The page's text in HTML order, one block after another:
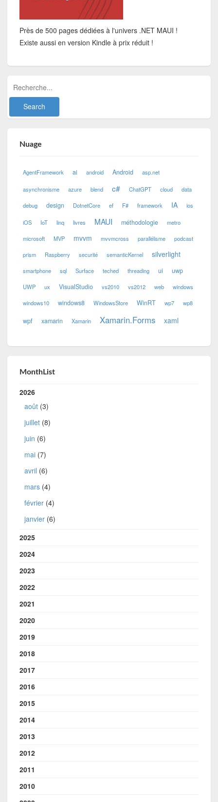
Près de 500 pages dédiées à l'univers .NET MAUI !
Existe aussi en version Kindle à prix réduit !
Nuage
AgentFramework ai android Android asp.net
asynchronisme azure blend c# ChatGPT cloud data
debug design DotnetCore ef F# framework IA ios
iOS IoT linq livres MAUI méthodologie metro
microsoft MVP mvvm mvvmcross parallélisme podcast
prism Raspberry securité semanticKernel silverlight
smartphone sql Surface teched threading ui uwp
UWP ux VisualStudio vs2010 vs2012 web windows
windows10 windows8 WindowsStore WinRT wp7 wp8
wpf xamarin Xamarin Xamarin.Forms xaml
MonthList
2026
août (3)
juillet (8)
juin (6)
mai (7)
avril (6)
mars (4)
février (4)
janvier (6)
2025
2024
2023
2022
2021
2020
2019
2018
2017
2016
2015
2014
2013
2012
2011
2010